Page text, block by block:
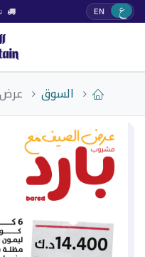
ع EN
السوق عرض